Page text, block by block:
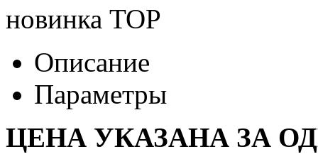
новинка TOP
Описание
Параметры
ЦЕНА УКАЗАНА ЗА